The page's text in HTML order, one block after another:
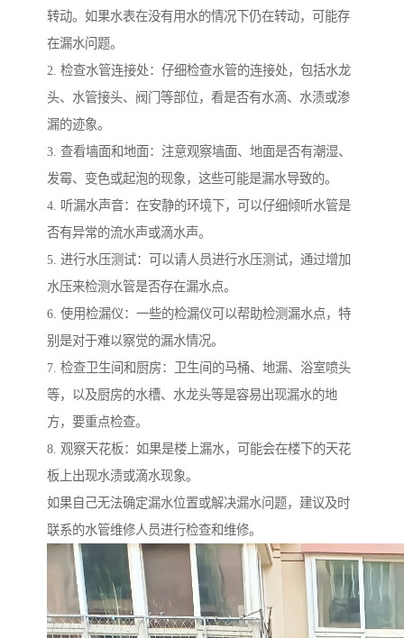
转动。如果水表在没有用水的情况下仍在转动，可能存
在漏水问题。
2. 检查水管连接处：仔细检查水管的连接处，包括水龙
头、水管接头、阀门等部位，看是否有水滴、水渍或渗
漏的迹象。
3. 查看墙面和地面：注意观察墙面、地面是否有潮湿、
发霉、变色或起泡的现象，这些可能是漏水导致的。
4. 听漏水声音：在安静的环境下，可以仔细倾听水管是
否有异常的流水声或滴水声。
5. 进行水压测试：可以请人员进行水压测试，通过增加
水压来检测水管是否存在漏水点。
6. 使用检漏仪：一些的检漏仪可以帮助检测漏水点，特
别是对于难以察觉的漏水情况。
7. 检查卫生间和厨房：卫生间的马桶、地漏、浴室喷头
等，以及厨房的水槽、水龙头等是容易出现漏水的地
方，要重点检查。
8. 观察天花板：如果是楼上漏水，可能会在楼下的天花
板上出现水渍或滴水现象。
如果自己无法确定漏水位置或解决漏水问题，建议及时
联系的水管维修人员进行检查和维修。